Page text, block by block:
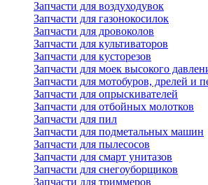
Запчасти для воздуходувок
Запчасти для газонокосилок
Запчасти для дровоколов
Запчасти для культиваторов
Запчасти для кусторезов
Запчасти для моек высокого
Запчасти для мотобуров, дрелей и
Запчасти для опрыскивателей
Запчасти для отбойных молотков
Запчасти для пил
Запчасти для подметальных машин
Запчасти для пылесосов
Запчасти для смарт унитазов
Запчасти для снегоуборщиков
Запчасти для триммеров